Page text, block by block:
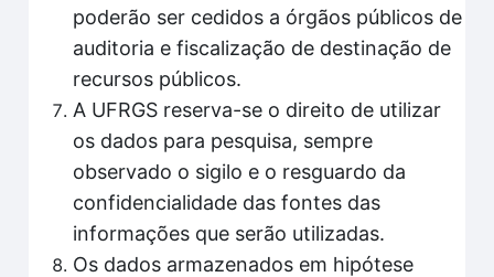
poderão ser cedidos a órgãos públicos de
auditoria e fiscalização de destinação de
recursos públicos.
A UFRGS reserva-se o direito de utilizar
os dados para pesquisa, sempre
observado o sigilo e o resguardo da
confidencialidade das fontes das
informações que serão utilizadas.
Os dados armazenados em hipótese